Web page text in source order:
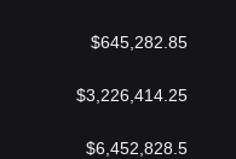
$645,282.85
$3,226,414.25
$6,452,828.5